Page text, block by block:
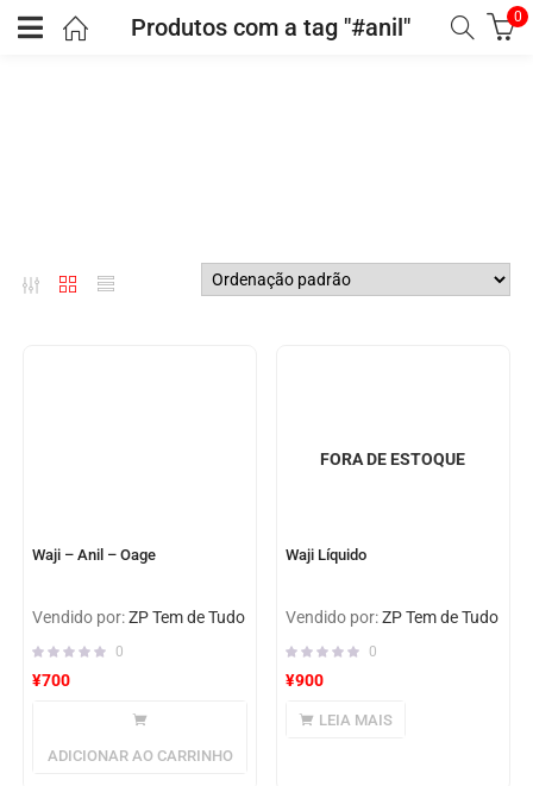
Produtos com a tag "#anil" 0
Waji – Anil – Oage
Vendido por:ZP Tem de Tudo
0
¥700
ADICIONAR AO CARRINHO
FORA DE ESTOQUE
Waji Líquido
Vendido por:ZP Tem de Tudo
0
¥900
LEIA MAIS